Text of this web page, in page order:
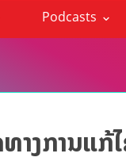
Podcasts
ງການແກ້